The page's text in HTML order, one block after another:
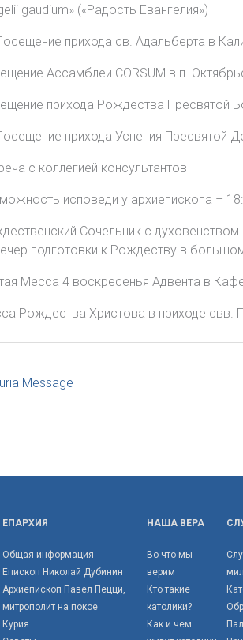
gaudium» («Радость Евангелия»)
прихода св. Адальберта в
Ассамблеи CORSUM в п.
прихода Рождества Пресвятой
прихода Успения Пресвятой
с коллегией консультантов
исповеди у архиепископа –
Сочельник с
подготовки к Рождеству в
Месса 4 воскресенья Адвента в
Рождества Христова в приходе свв.
Message
ЕПАРХИЯ
Общая информация
Епископ Николай Дубинин
Архиепископ Павел Пецци,
митрополит на покое
Курия
НАША ВЕРА
Во что мы
верим
Кто такие
католики?
Как и чем